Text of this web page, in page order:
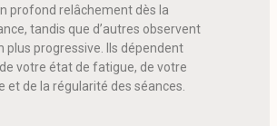
profond relâchement dès la
tandis que d’autres observent
plus progressive. Ils dépendent
votre état de fatigue, de votre
et de la régularité des séances.